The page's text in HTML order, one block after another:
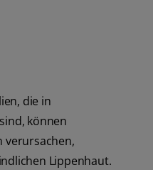
die in
können
verursachen,
Lippenhaut.